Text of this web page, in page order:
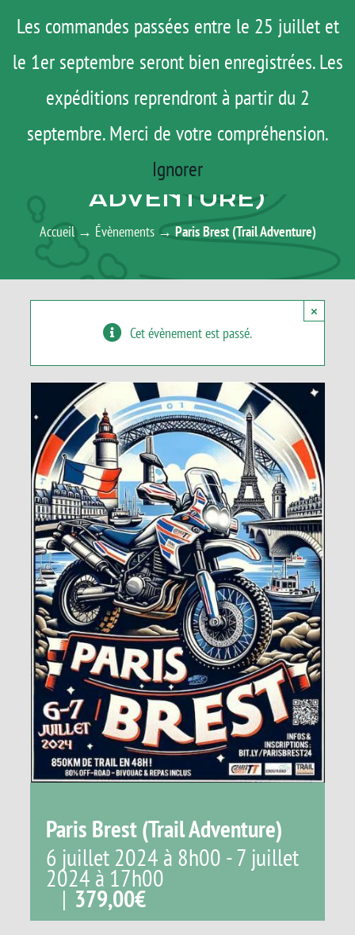
Les commandes passées entre le 25 juillet et
le 1er septembre seront bien enregistrées. Les
expéditions reprendront à partir du 2
septembre. Merci de votre compréhension.
Ignorer
contenu
Menu
ROAD TRIP
ACTUS
TESTS
MATOS
AGENDA
PARIS BREST (TRAIL
ADVENTURE)
Accueil→ Évènements→ Paris Brest (Trail Adventure)
Cet évènement est passé.
×
Paris Brest (Trail Adventure)
6 juillet 2024 à 8h00 -7 juillet
2024 à 17h00
| 379,00€